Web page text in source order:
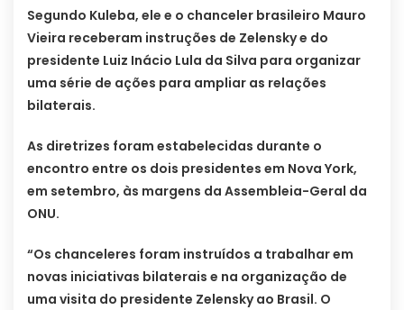
Segundo Kuleba, ele e o chanceler brasileiro Mauro
Vieira receberam instruções de Zelensky e do
presidente Luiz Inácio Lula da Silva para organizar
uma série de ações para ampliar as relações
bilaterais.
As diretrizes foram estabelecidas durante o
encontro entre os dois presidentes em Nova York,
em setembro, às margens da Assembleia-Geral da
ONU.
“Os chanceleres foram instruídos a trabalhar em
novas iniciativas bilaterais e na organização de
uma visita do presidente Zelensky ao Brasil. O